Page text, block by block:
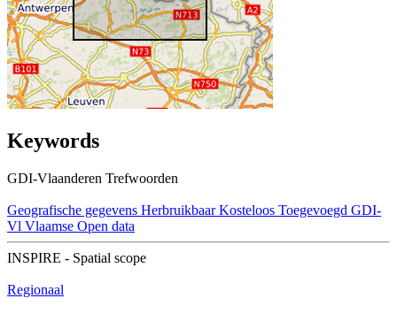
Keywords
GDI-Vlaanderen Trefwoorden
Geografische gegevens Herbruikbaar Kosteloos Toegevoegd GDI-
Vl Vlaamse Open data
INSPIRE - Spatial scope
Regionaal